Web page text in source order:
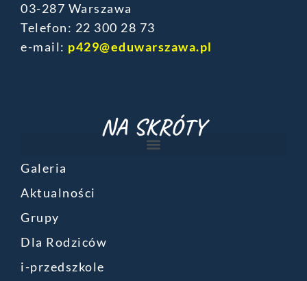
03-287 Warszawa
Telefon: ‎22 300 28 73
e-mail: p429@eduwarszawa.pl
NA SKRÓTY
Galeria
Aktualności
Grupy
Dla Rodziców
i-przedszkole